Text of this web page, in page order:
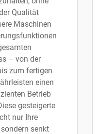
Qualität
Maschinen
– von der
zum fertigen
einen
Betrieb
gesteigerte
nur Ihre
senkt